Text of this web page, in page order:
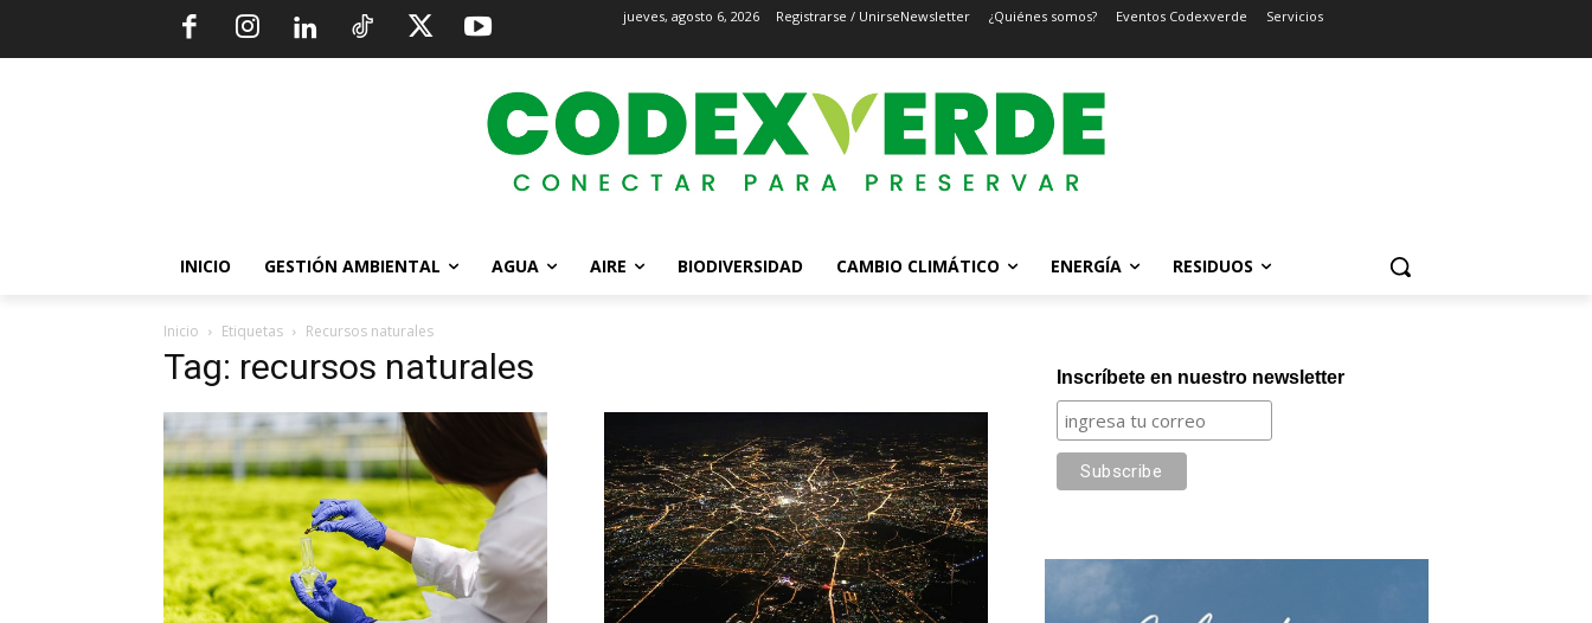
jueves, agosto 6, 2026 Registrarse / UnirseNewsletter ¿Quiénes somos? Eventos Codexverde Servicios
INICIO GESTIÓN AMBIENTAL AGUA AIRE BIODIVERSIDAD CAMBIO CLIMÁTICO ENERGÍA RESIDUOS
Inicio Etiquetas Recursos naturales
Tag: recursos naturales Inscríbete en nuestro newsletter